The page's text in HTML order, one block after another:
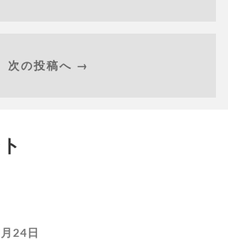
次の投稿へ →
24日